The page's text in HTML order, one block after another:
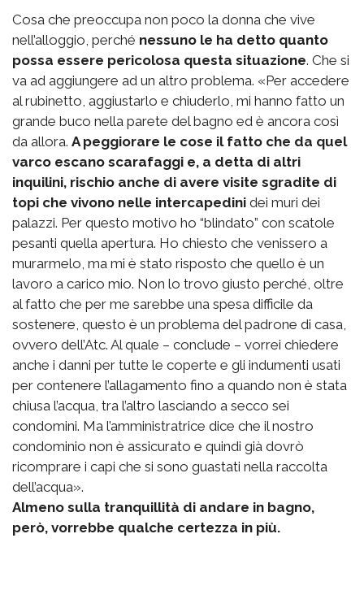
Cosa che preoccupa non poco la donna che vive
nell’alloggio, perché nessuno le ha detto quanto
possa essere pericolosa questa situazione. Che si
va ad aggiungere ad un altro problema. «Per accedere
al rubinetto, aggiustarlo e chiuderlo, mi hanno fatto un
grande buco nella parete del bagno ed è ancora così
da allora. A peggiorare le cose il fatto che da quel
varco escano scarafaggi e, a detta di altri
inquilini, rischio anche di avere visite sgradite di
topi che vivono nelle intercapedini dei muri dei
palazzi. Per questo motivo ho “blindato” con scatole
pesanti quella apertura. Ho chiesto che venissero a
murarmelo, ma mi è stato risposto che quello è un
lavoro a carico mio. Non lo trovo giusto perché, oltre
al fatto che per me sarebbe una spesa difficile da
sostenere, questo è un problema del padrone di casa,
ovvero dell’Atc. Al quale – conclude – vorrei chiedere
anche i danni per tutte le coperte e gli indumenti usati
per contenere l’allagamento fino a quando non è stata
chiusa l’acqua, tra l’altro lasciando a secco sei
condomini. Ma l’amministratrice dice che il nostro
condominio non è assicurato e quindi già dovrò
ricomprare i capi che si sono guastati nella raccolta
dell’acqua».
Almeno sulla tranquillità di andare in bagno,
però, vorrebbe qualche certezza in più.